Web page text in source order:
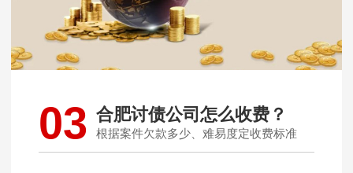
03 合肥讨债公司怎么收费？
根据案件欠款多少、难易度定收费标准